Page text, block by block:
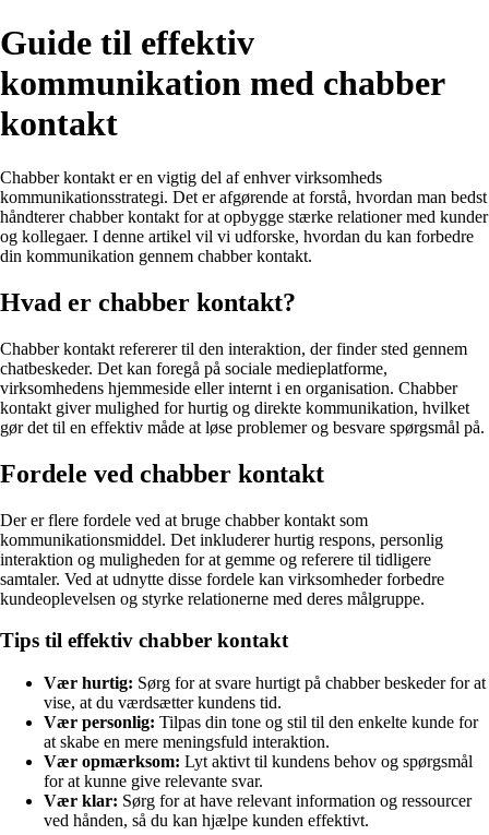
Guide til effektiv
kommunikation med chabber
kontakt
Chabber kontakt er en vigtig del af enhver virksomheds
kommunikationsstrategi. Det er afgørende at forstå, hvordan man bedst
håndterer chabber kontakt for at opbygge stærke relationer med kunder
og kollegaer. I denne artikel vil vi udforske, hvordan du kan forbedre
din kommunikation gennem chabber kontakt.
Hvad er chabber kontakt?
Chabber kontakt refererer til den interaktion, der finder sted gennem
chatbeskeder. Det kan foregå på sociale medieplatforme,
virksomhedens hjemmeside eller internt i en organisation. Chabber
kontakt giver mulighed for hurtig og direkte kommunikation, hvilket
gør det til en effektiv måde at løse problemer og besvare spørgsmål på.
Fordele ved chabber kontakt
Der er flere fordele ved at bruge chabber kontakt som
kommunikationsmiddel. Det inkluderer hurtig respons, personlig
interaktion og muligheden for at gemme og referere til tidligere
samtaler. Ved at udnytte disse fordele kan virksomheder forbedre
kundeoplevelsen og styrke relationerne med deres målgruppe.
Tips til effektiv chabber kontakt
Vær hurtig: Sørg for at svare hurtigt på chabber beskeder for at
vise, at du værdsætter kundens tid.
Vær personlig: Tilpas din tone og stil til den enkelte kunde for
at skabe en mere meningsfuld interaktion.
Vær opmærksom: Lyt aktivt til kundens behov og spørgsmål
for at kunne give relevante svar.
Vær klar: Sørg for at have relevant information og ressourcer
ved hånden, så du kan hjælpe kunden effektivt.